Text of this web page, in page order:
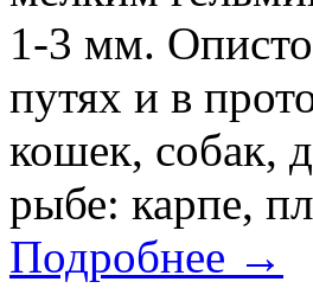
1-3 мм.
путях и в
кошек, собак,
рыбе: карпе,
Подробнее →